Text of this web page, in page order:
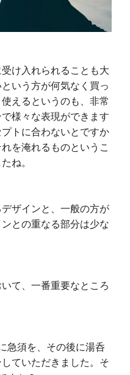
け入れられることも大
いう方が何気なく買っ
えるというのも、非常
様々な表現ができます
トに合わないとですか
を淹れるものというこ
ね。
ザインと、一般の方が
との重なる部分は少な
て、一番重要なところ
急須を、その後に湯呑
ていただきました。そ